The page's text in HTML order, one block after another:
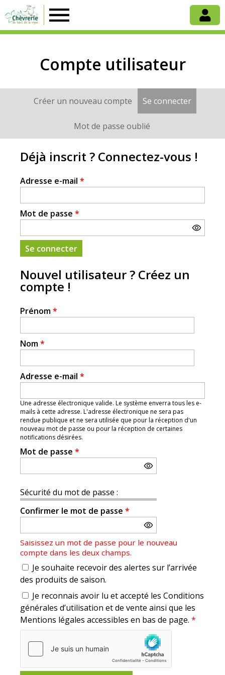
Chèvrerie
de
la
Vigne
Compte utilisateur
OngletsCréer un nouveau compte Se connecter(onglet
Mot de passe oublié
Déjà inscrit ? Connectez-vous !
Adresse e-mail *
Mot de passe *
Nouvel utilisateur ? Créez un
compte !
Prénom*
Nom*
Adresse e-mail *
Une adresse électronique valide. Le système enverra tous les e-
mails à cette adresse. L'adresse électronique ne sera pas
rendue publique et ne sera utilisée que pour la réception d'un
nouveau mot de passe ou pour la réception de certaines
notifications désirées.
Mot de passe *
Sécurité du mot de passe :
Confirmer le mot de passe *
Saisissez un mot de passe pour le nouveau
compte dans les deux champs.
Je souhaite recevoir des alertes sur l’arrivée
des produits de saison.
Je reconnais avoir lu et accepté les Conditions
générales d’utilisation et de vente ainsi que les
Mentions légales accessibles en bas de page. *